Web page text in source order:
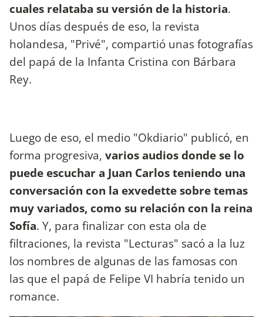
cuales relataba su versión de la historia.
Unos días después de eso, la revista
holandesa, "Privé", compartió unas fotografías
del papá de la Infanta Cristina con Bárbara
Rey.
Luego de eso, el medio "Okdiario" publicó, en
forma progresiva, varios audios donde se lo
puede escuchar a Juan Carlos teniendo una
conversación con la exvedette sobre temas
muy variados, como su relación con la reina
Sofía. Y, para finalizar con esta ola de
filtraciones, la revista "Lecturas" sacó a la luz
los nombres de algunas de las famosas con
las que el papá de Felipe VI habría tenido un
romance.